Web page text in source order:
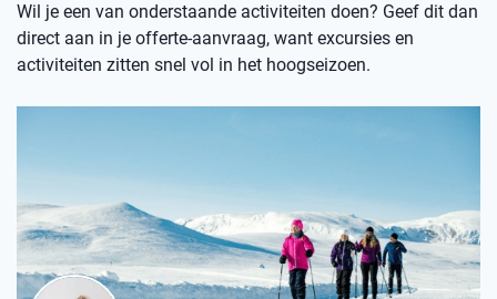
Wil je een van onderstaande activiteiten doen? Geef dit dan
direct aan in je offerte-aanvraag, want excursies en
activiteiten zitten snel vol in het hoogseizoen.